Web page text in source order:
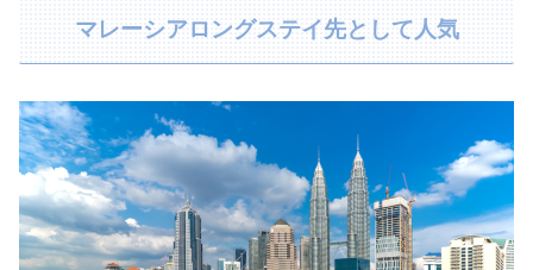
マレーシアロングステイ先として人気